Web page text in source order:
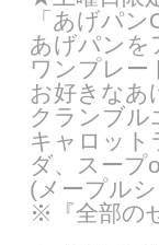
「あげパ
あげパンを
ワンプレー
お好きなあ
クランブル
キャロット
ダ、スープ
(メープル
※『全部の